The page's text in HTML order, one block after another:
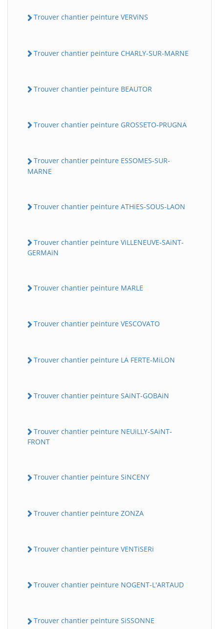
Trouver chantier peinture VERViNS
Trouver chantier peinture CHARLY-SUR-MARNE
Trouver chantier peinture BEAUTOR
Trouver chantier peinture GROSSETO-PRUGNA
Trouver chantier peinture ESSOMES-SUR-
MARNE
Trouver chantier peinture ATHiES-SOUS-LAON
Trouver chantier peinture ViLLENEUVE-SAiNT-
GERMAiN
Trouver chantier peinture MARLE
Trouver chantier peinture VESCOVATO
Trouver chantier peinture LA FERTE-MiLON
Trouver chantier peinture SAiNT-GOBAiN
Trouver chantier peinture NEUiLLY-SAiNT-
FRONT
Trouver chantier peinture SiNCENY
Trouver chantier peinture ZONZA
Trouver chantier peinture VENTiSERi
Trouver chantier peinture NOGENT-L'ARTAUD
Trouver chantier peinture SiSSONNE